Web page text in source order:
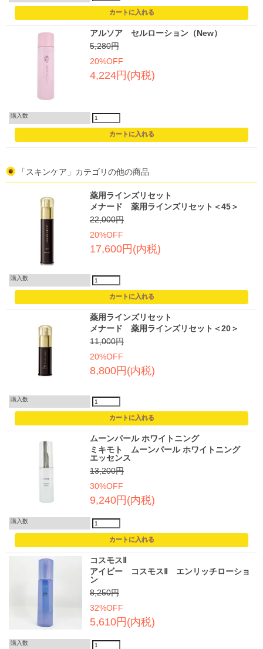
アルソア セルローション（New）
5,280円
20%OFF
4,224円(内税)
購入数
「スキンケア」カテゴリの他の商品
薬用ラインズリセット
メナード 薬用ラインズリセット＜45＞
22,000円
20%OFF
17,600円(内税)
購入数
薬用ラインズリセット
メナード 薬用ラインズリセット＜20＞
11,000円
20%OFF
8,800円(内税)
購入数
ムーンパール ホワイトニング
ミキモト ムーンパール ホワイトニング
エッセンス
13,200円
30%OFF
9,240円(内税)
購入数
コスモスⅡ
アイビー コスモスⅡ エンリッチローショ
ン
8,250円
32%OFF
5,610円(内税)
購入数